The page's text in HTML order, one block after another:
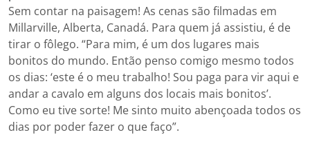
Sem contar na paisagem! As cenas são filmadas em
Millarville, Alberta, Canadá. Para quem já assistiu, é de
tirar o fôlego. “Para mim, é um dos lugares mais
bonitos do mundo. Então penso comigo mesmo todos
os dias: ‘este é o meu trabalho! Sou paga para vir aqui e
andar a cavalo em alguns dos locais mais bonitos’.
Como eu tive sorte! Me sinto muito abençoada todos os
dias por poder fazer o que faço”.